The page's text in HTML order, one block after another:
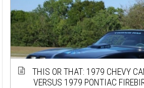
THIS OR THAT: 1979 CHEVY
VERSUS 1979 PONTIAC